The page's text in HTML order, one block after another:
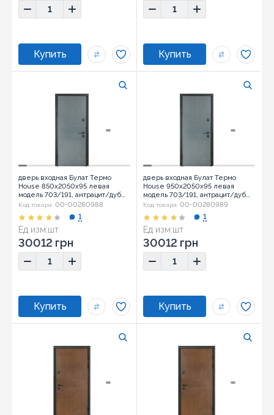
дверь входная Булат Термо
House 850x2050x95 левая
модель 703/191, антрацит/дуб
полярный (0032)
Код товара: 00-00280988
Ед изм:шт
1
30012 грн
дверь входная Булат Термо
House 950x2050x95 левая
модель 703/191, антрацит/дуб
полярный (0032)
Код товара: 00-00280989
Ед изм:шт
1
30012 грн